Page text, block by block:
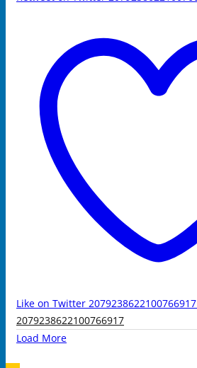
Like on Twitter 2079238622100766917
2079238622100766917
Load More